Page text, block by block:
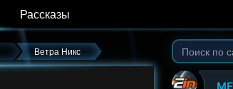
Рассказы
Ветра Никс